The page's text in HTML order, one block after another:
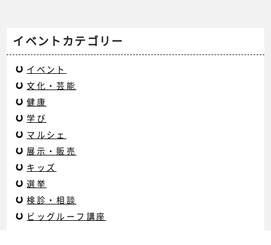
イベントカテゴリー
イベント
文化・芸能
健康
学び
マルシェ
展示・販売
キッズ
選挙
検診・相談
ビッグルーフ講座